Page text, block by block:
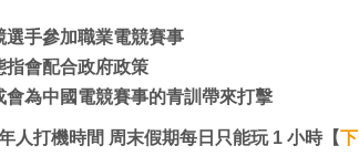
選手參加職業電競賽事
指會配合政府政策
會為中國電競賽事的青訓帶來打擊
人打機時間 周末假期每日只能玩 1 小時【